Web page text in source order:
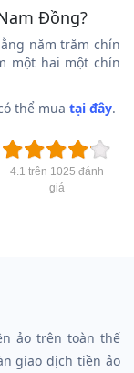
Đồng?
năm trăm chín
một hai một chín
thể mua tại đây.
4.1 trên 1025 đánh
giá
ảo trên toàn thế
giao dịch tiền ảo